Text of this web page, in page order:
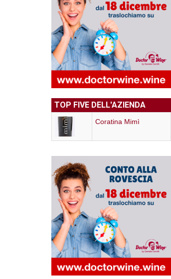
TOP FIVE DELL'AZIENDA
Coratina Mimì